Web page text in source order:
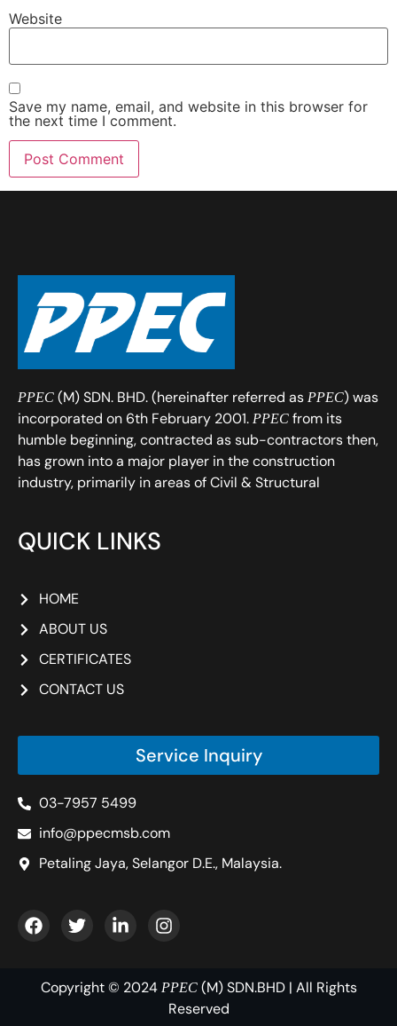
Website
Save my name, email, and website in this browser for
the next time I comment.
PPEC (M) SDN. BHD. (hereinafter referred as PPEC) was
incorporated on 6th February 2001. PPEC from its
humble beginning, contracted as sub-contractors then,
has grown into a major player in the construction
industry, primarily in areas of Civil & Structural
QUICK LINKS
HOME
ABOUT US
CERTIFICATES
CONTACT US
Service Inquiry
03-7957 5499
info@ppecmsb.com
Petaling Jaya, Selangor D.E., Malaysia.
Copyright © 2024 PPEC(M) SDN.BHD | All Rights
Reserved